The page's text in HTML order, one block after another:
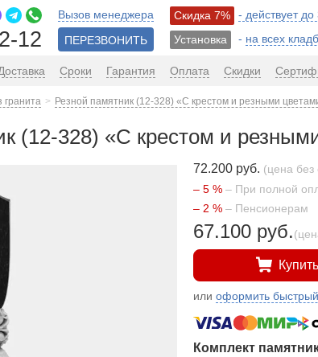
12
Вызов менеджера
ПЕРЕЗВОНИТЬ
Скидка 7%
- действует
Установка
- на всех
Сроки Гарантия Оплата Скидки
гранита Резной памятник (12-328) «С крестом и резными
(12-328) «С крестом и
72.200 руб. (цена без
– 5 % – При полной
– 2 % – Пенсионерам
67.100 руб.
Купить
илиоформить быстрый
Комплект